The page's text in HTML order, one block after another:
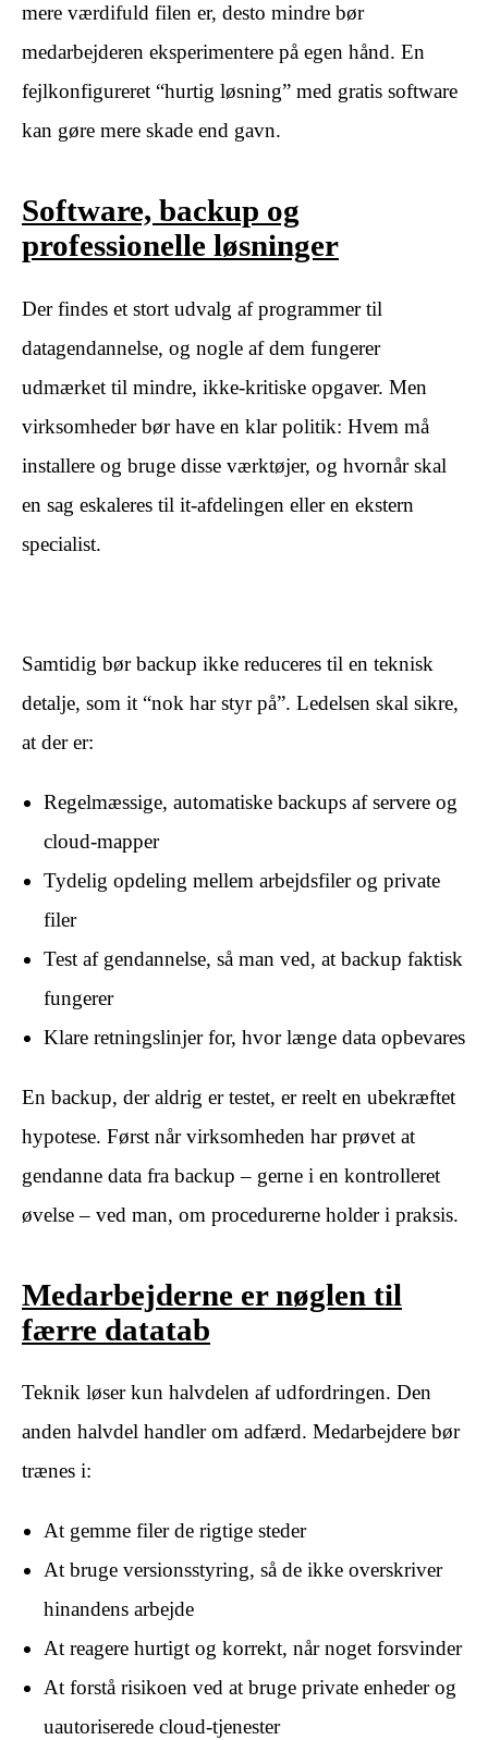
mere værdifuld filen er, desto mindre bør
medarbejderen eksperimentere på egen hånd. En
fejlkonfigureret “hurtig løsning” med gratis software
kan gøre mere skade end gavn.
Software, backup og
professionelle løsninger
Der findes et stort udvalg af programmer til
datagendannelse, og nogle af dem fungerer
udmærket til mindre, ikke-kritiske opgaver. Men
virksomheder bør have en klar politik: Hvem må
installere og bruge disse værktøjer, og hvornår skal
en sag eskaleres til it-afdelingen eller en ekstern
specialist.
Samtidig bør backup ikke reduceres til en teknisk
detalje, som it “nok har styr på”. Ledelsen skal sikre,
at der er:
Regelmæssige, automatiske backups af servere og
cloud-mapper
Tydelig opdeling mellem arbejdsfiler og private
filer
Test af gendannelse, så man ved, at backup faktisk
fungerer
Klare retningslinjer for, hvor længe data opbevares
En backup, der aldrig er testet, er reelt en ubekræftet
hypotese. Først når virksomheden har prøvet at
gendanne data fra backup – gerne i en kontrolleret
øvelse – ved man, om procedurerne holder i praksis.
Medarbejderne er nøglen til
færre datatab
Teknik løser kun halvdelen af udfordringen. Den
anden halvdel handler om adfærd. Medarbejdere bør
trænes i:
At gemme filer de rigtige steder
At bruge versionsstyring, så de ikke overskriver
hinandens arbejde
At reagere hurtigt og korrekt, når noget forsvinder
At forstå risikoen ved at bruge private enheder og
uautoriserede cloud-tjenester